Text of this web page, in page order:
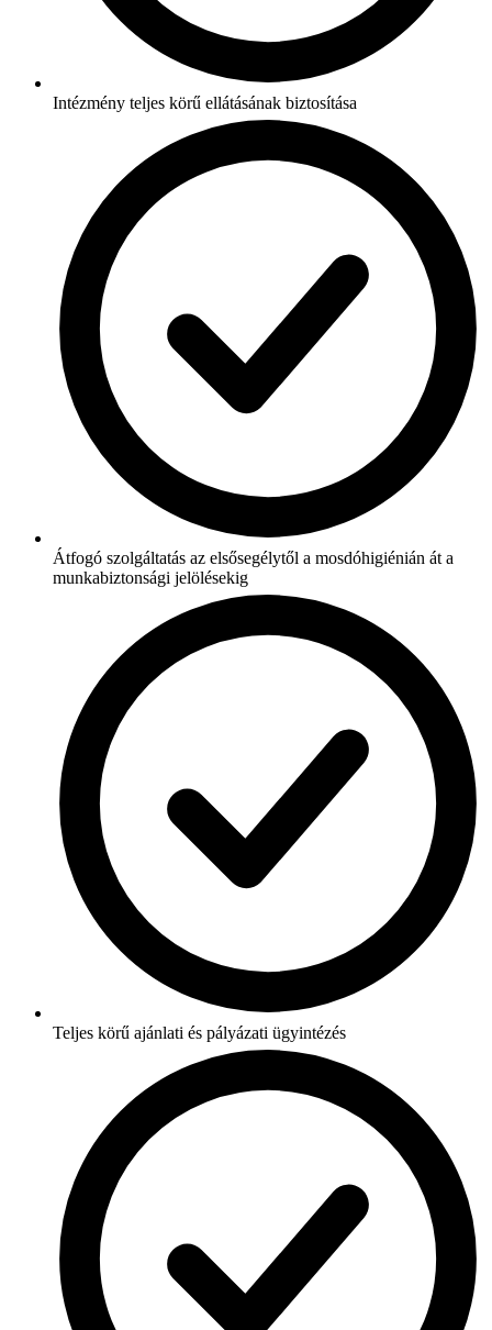
Intézmény teljes körű ellátásának biztosítása
Átfogó szolgáltatás az elsősegélytől a mosdóhigiénián át a
munkabiztonsági jelölésekig
Teljes körű ajánlati és pályázati ügyintézés